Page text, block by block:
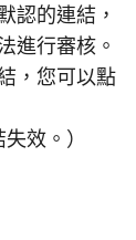
認的連結，
進行審核。
，您可以點
效。）